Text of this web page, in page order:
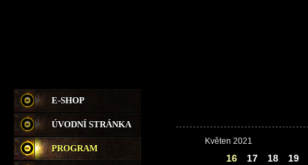
E-SHOP
ÚVODNÍ STRÁNKA
PROGRAM
Květen 2021
16 17 18 19